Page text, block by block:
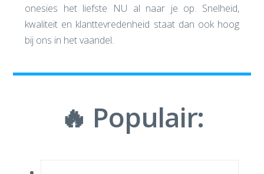
onesies het liefste NU al naar je op. Snelheid,
kwaliteit en klanttevredenheid staat dan ook hoog
bij ons in het vaandel.
🔥 Populair: